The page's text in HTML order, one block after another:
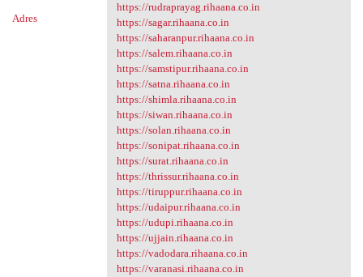
Adres
https://rudraprayag.rihaana.co.in
https://sagar.rihaana.co.in
https://saharanpur.rihaana.co.in
https://salem.rihaana.co.in
https://samstipur.rihaana.co.in
https://satna.rihaana.co.in
https://shimla.rihaana.co.in
https://siwan.rihaana.co.in
https://solan.rihaana.co.in
https://sonipat.rihaana.co.in
https://surat.rihaana.co.in
https://thrissur.rihaana.co.in
https://tiruppur.rihaana.co.in
https://udaipur.rihaana.co.in
https://udupi.rihaana.co.in
https://ujjain.rihaana.co.in
https://vadodara.rihaana.co.in
https://varanasi.rihaana.co.in